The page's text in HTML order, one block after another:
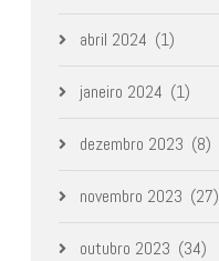
abril 2024 (1)
janeiro 2024 (1)
dezembro 2023 (8)
novembro 2023 (27)
outubro 2023 (34)